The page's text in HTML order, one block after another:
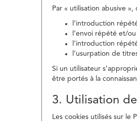
Par « utilisation abusive
l’introduction
l’envoi répété et/
l’introduction
l’usurpation de
Si un utilisateur
être portés à la
3. Utilisation
Les cookies utilisés sur le